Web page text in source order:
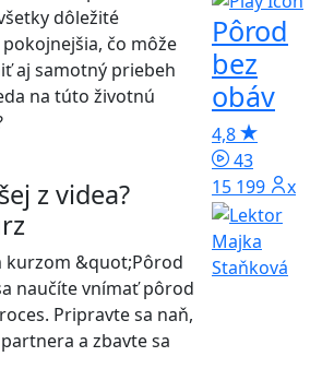
dôležité
čo môže
aj samotný priebeh
na túto životnú
z videa?
kurzom &quot;Pôrod
naučíte vnímať pôrod
Pripravte sa naň,
a zbavte sa
Pôrod
bez
obáv
4,8
43
15 199x
Majka
Staňková